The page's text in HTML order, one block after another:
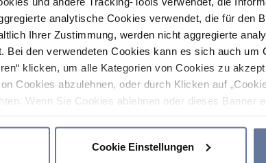
analytische Cookies verwendet, die für den
Ihrer Zustimmung, werden nicht aggregierte
Bei den verwendeten Cookies kann es sich auch um
klicken, um alle Kategorien von Cookies zu
Cookies abzulehnen, oder durch Klicken auf
Wenn Sie Cookies ablehnen oder dieses Banner
Cookie Einstellungen